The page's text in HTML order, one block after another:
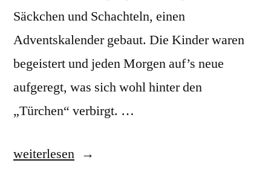
Säckchen und Schachteln, einen
Adventskalender gebaut. Die Kinder waren
begeistert und jeden Morgen auf’s neue
aufgeregt, was sich wohl hinter den
„Türchen“ verbirgt. …
„Tipp
weiterlesen